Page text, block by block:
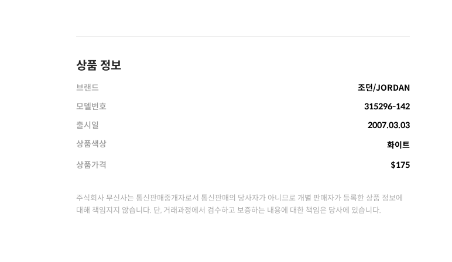
상품 정보
브랜드
조던/JORDAN
모델번호
315296-142
출시일
2007.03.03
상품색상
화이트
상품가격
$175
주식회사 무신사는 통신판매중개자로서 통신판매의 당사자가 아니므로 개별 판매자가 등록한 상품 정보에
대해 책임지지 않습니다. 단, 거래과정에서 검수하고 보증하는 내용에 대한 책임은 당사에 있습니다.